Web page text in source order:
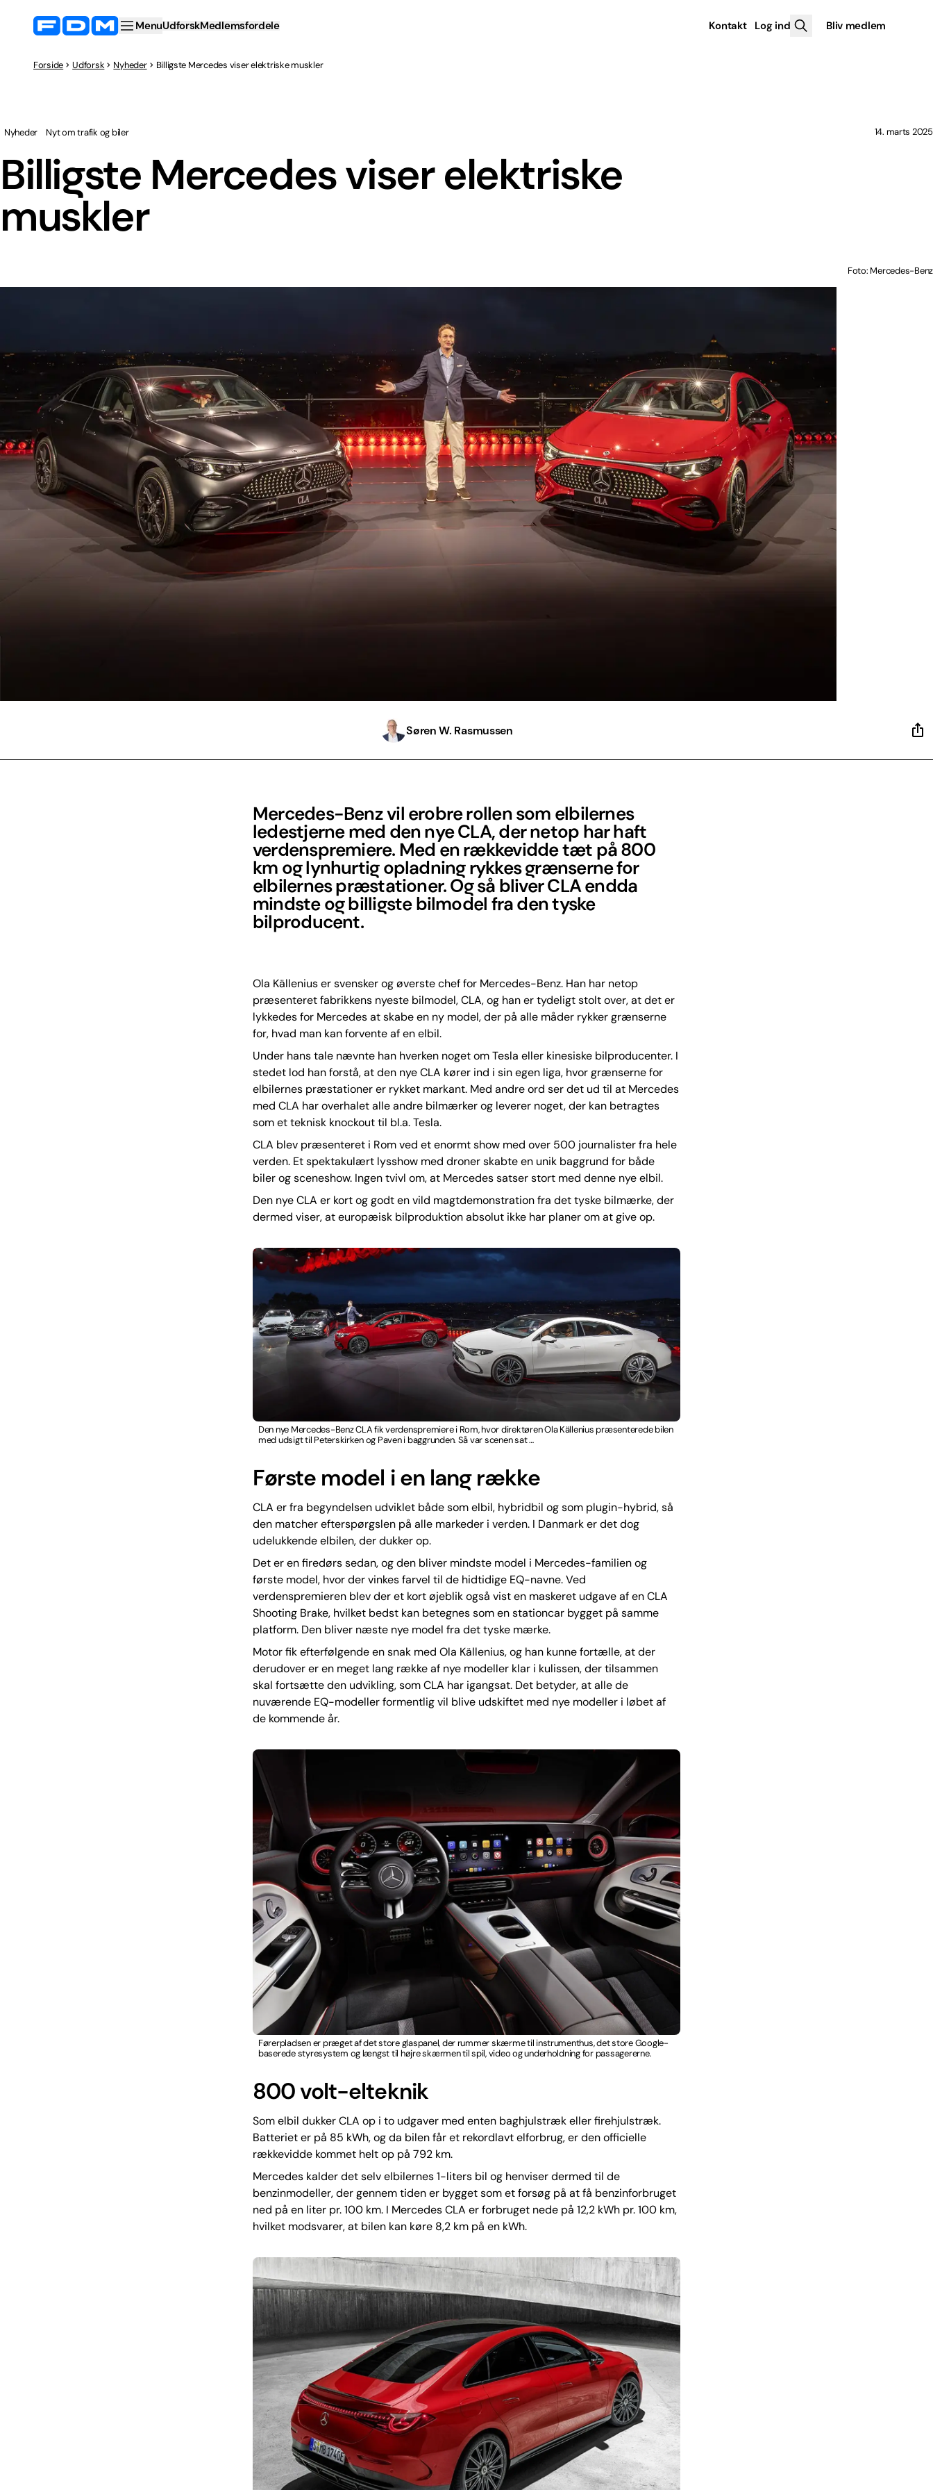
MenuUdforskMedlemsfordele Kontakt Log ind Bliv medlem
Forside Udforsk Nyheder Billigste Mercedes viser elektriske muskler
Billigste Mercedes viser elektriske
muskler
Nyheder Nyt om trafik og biler 14. marts 2025
Foto: Mercedes-Benz
Søren W. Rasmussen
Mercedes-Benz vil erobre rollen som elbilernes
ledestjerne med den nye CLA, der netop har haft
verdenspremiere. Med en rækkevidde tæt på 800
km og lynhurtig opladning rykkes grænserne for
elbilernes præstationer. Og så bliver CLA endda
mindste og billigste bilmodel fra den tyske
bilproducent.
Ola Källenius er svensker og øverste chef for Mercedes-Benz. Han har netop
præsenteret fabrikkens nyeste bilmodel, CLA, og han er tydeligt stolt over, at det er
lykkedes for Mercedes at skabe en ny model, der på alle måder rykker grænserne
for, hvad man kan forvente af en elbil.
Under hans tale nævnte han hverken noget om Tesla eller kinesiske bilproducenter. I
stedet lod han forstå, at den nye CLA kører ind i sin egen liga, hvor grænserne for
elbilernes præstationer er rykket markant. Med andre ord ser det ud til at Mercedes
med CLA har overhalet alle andre bilmærker og leverer noget, der kan betragtes
som et teknisk knockout til bl.a. Tesla.
CLA blev præsenteret i Rom ved et enormt show med over 500 journalister fra hele
verden. Et spektakulært lysshow med droner skabte en unik baggrund for både
biler og sceneshow. Ingen tvivl om, at Mercedes satser stort med denne nye elbil.
Den nye CLA er kort og godt en vild magtdemonstration fra det tyske bilmærke, der
dermed viser, at europæisk bilproduktion absolut ikke har planer om at give op.
Den nye Mercedes-Benz CLA fik verdenspremiere i Rom, hvor direktøren Ola Källenius præsenterede bilen
med udsigt til Peterskirken og Paven i baggrunden. Så var scenen sat …
Første model i en lang række
CLA er fra begyndelsen udviklet både som elbil, hybridbil og som plugin-hybrid, så
den matcher efterspørgslen på alle markeder i verden. I Danmark er det dog
udelukkende elbilen, der dukker op.
Det er en firedørs sedan, og den bliver mindste model i Mercedes-familien og
første model, hvor der vinkes farvel til de hidtidige EQ-navne. Ved
verdenspremieren blev der et kort øjeblik også vist en maskeret udgave af en CLA
Shooting Brake, hvilket bedst kan betegnes som en stationcar bygget på samme
platform. Den bliver næste nye model fra det tyske mærke.
Motor fik efterfølgende en snak med Ola Källenius, og han kunne fortælle, at der
derudover er en meget lang række af nye modeller klar i kulissen, der tilsammen
skal fortsætte den udvikling, som CLA har igangsat. Det betyder, at alle de
nuværende EQ-modeller formentlig vil blive udskiftet med nye modeller i løbet af
de kommende år.
Førerpladsen er præget af det store glaspanel, der rummer skærme til instrumenthus, det store Google-
baserede styresystem og længst til højre skærmen til spil, video og underholdning for passagererne.
800 volt-elteknik
Som elbil dukker CLA op i to udgaver med enten baghjulstræk eller firehjulstræk.
Batteriet er på 85 kWh, og da bilen får et rekordlavt elforbrug, er den officielle
rækkevidde kommet helt op på 792 km.
Mercedes kalder det selv elbilernes 1-liters bil og henviser dermed til de
benzinmodeller, der gennem tiden er bygget som et forsøg på at få benzinforbruget
ned på en liter pr. 100 km. I Mercedes CLA er forbruget nede på 12,2 kWh pr. 100 km,
hvilket modsvarer, at bilen kan køre 8,2 km på en kWh.